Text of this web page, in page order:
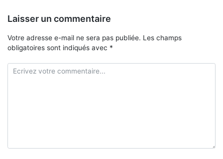
Laisser un commentaire
Votre adresse e-mail ne sera pas publiée. Les champs
obligatoires sont indiqués avec *